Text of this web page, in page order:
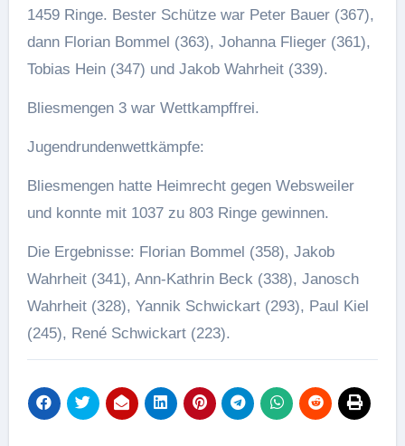
1459 Ringe. Bester Schütze war Peter Bauer (367),
dann Florian Bommel (363), Johanna Flieger (361),
Tobias Hein (347) und Jakob Wahrheit (339).
Bliesmengen 3 war Wettkampffrei.
Jugendrundenwettkämpfe:
Bliesmengen hatte Heimrecht gegen Websweiler
und konnte mit 1037 zu 803 Ringe gewinnen.
Die Ergebnisse: Florian Bommel (358), Jakob
Wahrheit (341), Ann-Kathrin Beck (338), Janosch
Wahrheit (328), Yannik Schwickart (293), Paul Kiel
(245), René Schwickart (223).